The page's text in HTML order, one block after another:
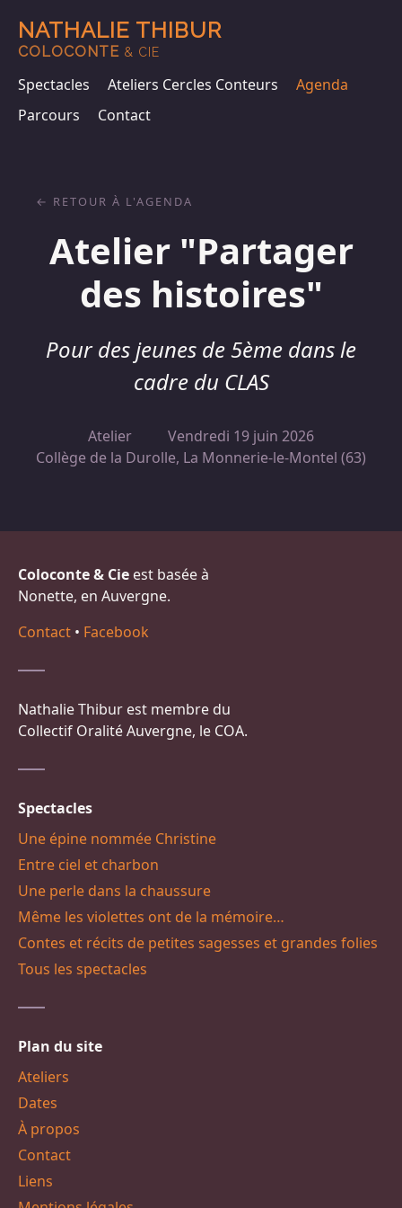
NATHALIE THIBUR
COLOCONTE & CIE
Spectacles Ateliers Cercles Conteurs
Agenda
Parcours
Contact
Atelier "Partager
des histoires"
Pour des jeunes de 5ème dans le
cadre du CLAS
Atelier
Vendredi 19 juin 2026
Collège de la Durolle, La Monnerie-le-Montel (63)
RETOUR À L'AGENDA
Coloconte & Cie est basée à
Nonette, en Auvergne.
Contact • Facebook
Nathalie Thibur est membre du
Collectif Oralité Auvergne, le COA.
Spectacles
Une épine nommée Christine
Entre ciel et charbon
Une perle dans la chaussure
Même les violettes ont de la mémoire…
Contes et récits de petites sagesses et grandes folies
Tous les spectacles
Plan du site
Ateliers
Dates
À propos
Contact
Liens